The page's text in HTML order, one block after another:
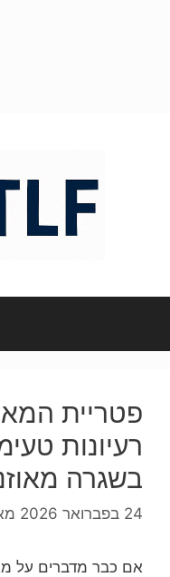
רעיונות
בשגרה
24 בפברואר 2026
אם כבר מדברים על